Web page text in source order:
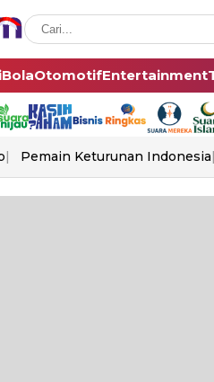
BolaOtomotifEntertainment
Pemain Keturunan Indonesia